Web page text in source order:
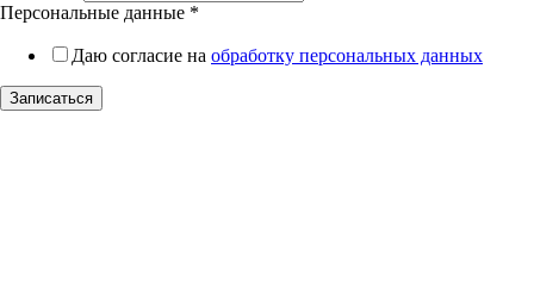
Персональные данные *
Даю согласие на обработку персональных данных
Записаться